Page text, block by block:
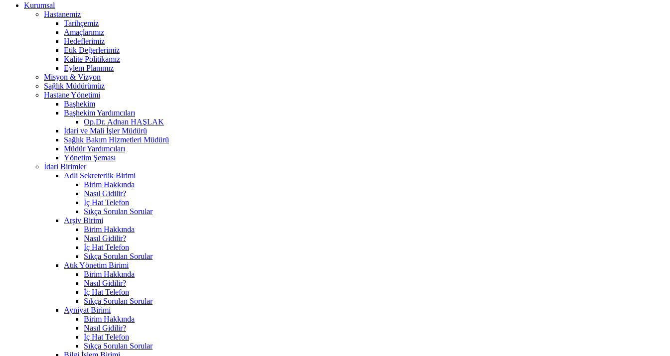
Kurumsal
Hastanemiz
Tarihçemiz
Amaçlarımız
Hedeflerimiz
Etik Değerlerimiz
Kalite Politikamız
Eylem Planımız
Misyon & Vizyon
Sağlık Müdürümüz
Hastane Yönetimi
Başhekim
Başhekim Yardımcıları
Op.Dr. Adnan HAŞLAK
İdari ve Mali İşler Müdürü
Sağlık Bakım Hizmetleri Müdürü
Müdür Yardımcıları
Yönetim Şeması
İdari Birimler
Adli Sekreterlik Birimi
Birim Hakkında
Nasıl Gidilir?
İç Hat Telefon
Sıkça Sorulan Sorular
Arşiv Birimi
Birim Hakkında
Nasıl Gidilir?
İç Hat Telefon
Sıkça Sorulan Sorular
Atık Yönetim Birimi
Birim Hakkında
Nasıl Gidilir?
İç Hat Telefon
Sıkça Sorulan Sorular
Ayniyat Birimi
Birim Hakkında
Nasıl Gidilir?
İç Hat Telefon
Sıkça Sorulan Sorular